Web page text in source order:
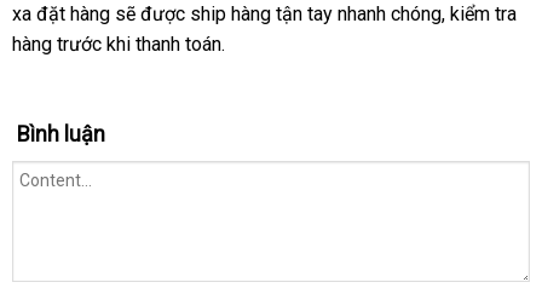
xa đặt hàng sẽ được ship hàng tận tay nhanh chóng, kiểm tra
hàng trước khi thanh toán.
Bình luận